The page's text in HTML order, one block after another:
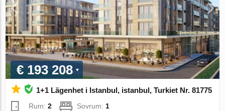
€ 193 208
1+1 Lägenhet i Istanbul, istanbul, Turkiet Nr. 81775
Rum:2 Sovrum: 1